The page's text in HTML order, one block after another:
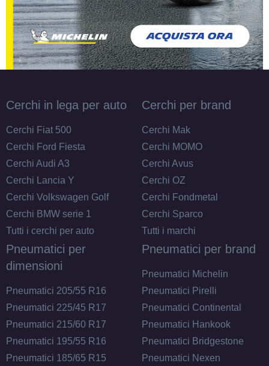
Cerchi in lega per auto
Cerchi Fiat 500
Cerchi Ford Fiesta
Cerchi Audi A3
Cerchi Lancia Y
Cerchi Volkswagen Golf
Cerchi BMW serie 1
Tutti i cerchi per auto
Cerchi per brand
Cerchi Mak
Cerchi MOMO
Cerchi Avus
Cerchi OZ
Cerchi Fondmetal
Cerchi Sparco
Tutti i marchi
Pneumatici per
dimensioni
Pneumatici 205/55 R16
Pneumatici 225/45 R17
Pneumatici 215/60 R17
Pneumatici 195/55 R16
Pneumatici 185/65 R15
Pneumatici per brand
Pneumatici Michelin
Pneumatici Pirelli
Pneumatici Continental
Pneumatici Hankook
Pneumatici Bridgestone
Pneumatici Nexen